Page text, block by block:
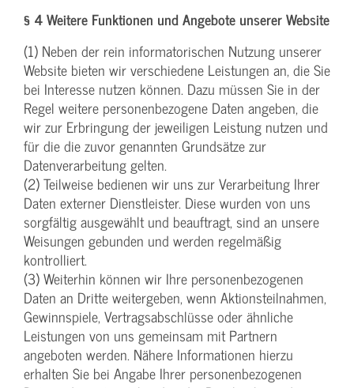
§ 4 Weitere Funktionen und Angebote unserer Website
(1) Neben der rein informatorischen Nutzung unserer
Website bieten wir verschiedene Leistungen an, die Sie
bei Interesse nutzen können. Dazu müssen Sie in der
Regel weitere personenbezogene Daten angeben, die
wir zur Erbringung der jeweiligen Leistung nutzen und
für die die zuvor genannten Grundsätze zur
Datenverarbeitung gelten.
(2) Teilweise bedienen wir uns zur Verarbeitung Ihrer
Daten externer Dienstleister. Diese wurden von uns
sorgfältig ausgewählt und beauftragt, sind an unsere
Weisungen gebunden und werden regelmäßig
kontrolliert.
(3) Weiterhin können wir Ihre personenbezogenen
Daten an Dritte weitergeben, wenn Aktionsteilnahmen,
Gewinnspiele, Vertragsabschlüsse oder ähnliche
Leistungen von uns gemeinsam mit Partnern
angeboten werden. Nähere Informationen hierzu
erhalten Sie bei Angabe Ihrer personenbezogenen